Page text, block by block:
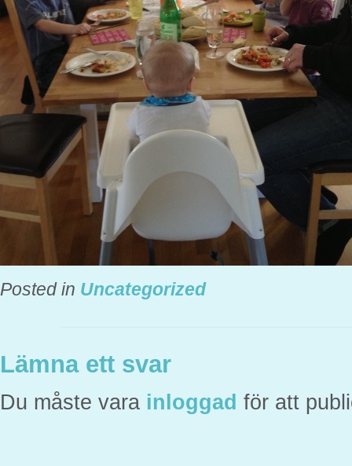
Posted in Uncategorized
Lämna ett svar
Du måste vara inloggad för att